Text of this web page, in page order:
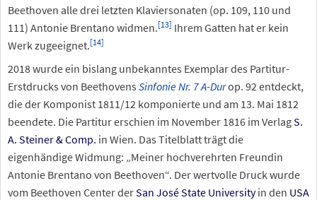
Beethoven alle drei letzten Klaviersonaten (op. 109, 110 und
111) Antonie Brentano widmen.[13] Ihrem Gatten hat er kein
Werk zugeeignet.[14]
2018 wurde ein bislang unbekanntes Exemplar des Partitur-
Erstdrucks von Beethovens Sinfonie Nr. 7 A-Durop. 92 entdeckt,
die der Komponist 1811/12 komponierte und am 13. Mai 1812
beendete. Die Partitur erschien im November 1816 im VerlagS.
A. Steiner & Comp. in Wien. Das Titelblatt trägt die
eigenhändige Widmung: „Meiner hochverehrten Freundin
Antonie Brentano von Beethoven“. Der wertvolle Druck wurde
vom Beethoven Center derSan José State Universityin den USA